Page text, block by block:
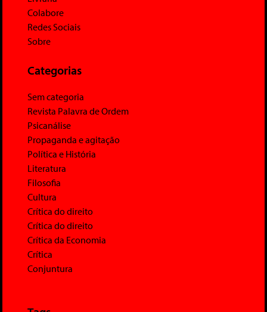
Colabore
Redes Sociais
Sobre
Categorias
Sem categoria
Revista Palavra de Ordem
Psicanálise
Propaganda e agitação
Política e História
Literatura
Filosofia
Cultura
Crítica do direito
Crítica do direito
Crítica da Economia
Crítica
Conjuntura